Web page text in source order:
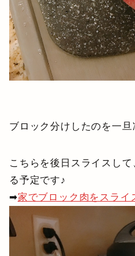
ブロック分けしたのを一旦
こちらを後日スライスし
る予定です♪
➡家でブロック肉をスライ